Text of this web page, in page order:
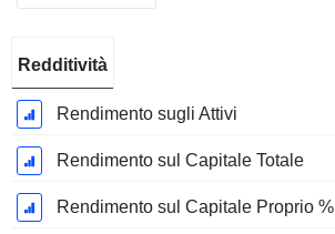
Fiscale:
Dicembre
Redditività
Rendimento sugli Attivi
Rendimento sul Capitale Totale
Rendimento sul Capitale Proprio %